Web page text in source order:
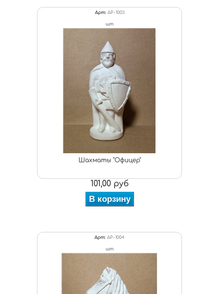
Арт: АР-1003
шт
Шахматы "Офицер"
101,00 руб
В корзину
Арт: АР-1004
шт